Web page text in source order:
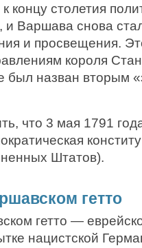
концу столетия
и Варшава снова
и просвещения.
короля
был назван вторым
что 3 мая 1791
Штатов).
гетто
гетто —
нацистской